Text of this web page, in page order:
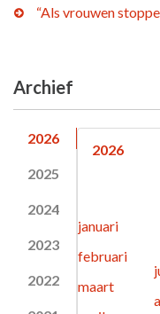
“Als vrouwen
Archief
2026
2025
2024
2023
2022
2026
januari
februari
maart